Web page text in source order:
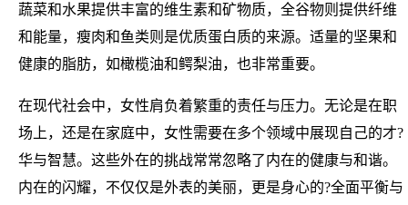
蔬菜和水果提供丰富的维生素和矿物质，全谷物则提供纤维
和能量，瘦肉和鱼类则是优质蛋白质的来源。适量的坚果和
健康的脂肪，如橄榄油和鳄梨油，也非常重要。
在现代社会中，女性肩负着繁重的责任与压力。无论是在职
场上，还是在家庭中，女性需要在多个领域中展现自己的才?
华与智慧。这些外在的挑战常常忽略了内在的健康与和谐。
内在的闪耀，不仅仅是外表的美丽，更是身心的?全面平衡与